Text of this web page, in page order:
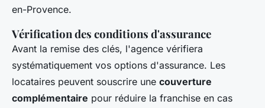
en-Provence.
Vérification des conditions d'assurance
Avant la remise des clés, l'agence vérifiera
systématiquement vos options d'assurance. Les
locataires peuvent souscrire une couverture
complémentaire pour réduire la franchise en cas